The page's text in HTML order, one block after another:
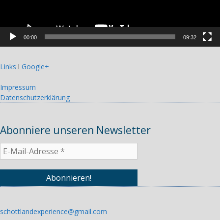
00:00 09:32
Links l Google+
Impressum
Datenschutzerklärung
Abonniere unseren Newsletter
schottlandexperience@gmail.com